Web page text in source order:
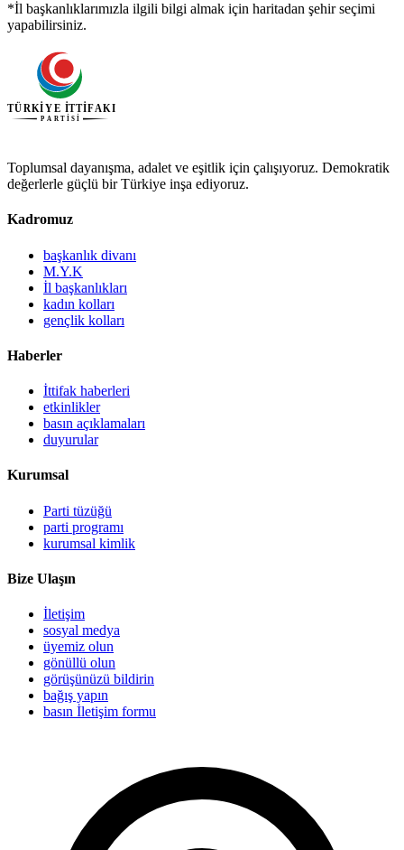
*İl başkanlıklarımızla ilgili bilgi almak için haritadan şehir seçimi
yapabilirsiniz.
Toplumsal dayanışma, adalet ve eşitlik için çalışıyoruz. Demokratik
değerlerle güçlü bir Türkiye inşa ediyoruz.
Kadromuz
başkanlık divanı
M.Y.K
İl başkanlıkları
kadın kolları
gençlik kolları
Haberler
İttifak haberleri
etkinlikler
basın açıklamaları
duyurular
Kurumsal
Parti tüzüğü
parti programı
kurumsal kimlik
Bize Ulaşın
İletişim
sosyal medya
üyemiz olun
gönüllü olun
görüşünüzü bildirin
bağış yapın
basın İletişim formu